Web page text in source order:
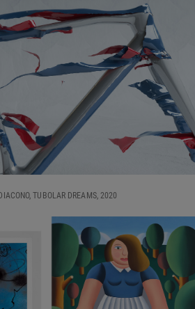
TUBOLAR DREAMS, 2020